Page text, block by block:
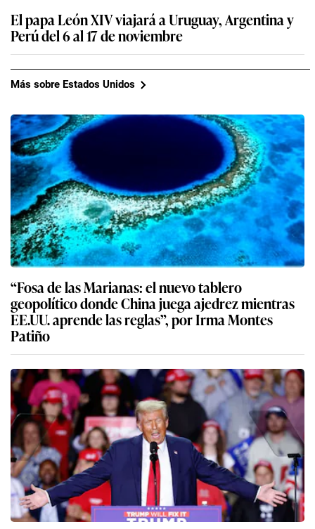
El papa León XIV viajará a Uruguay, Argentina y
Perú del 6 al 17 de noviembre
Más sobre Estados Unidos
“Fosa de las Marianas: el nuevo tablero
geopolítico donde China juega ajedrez mientras
EE.UU. aprende las reglas”, por Irma Montes
Patiño